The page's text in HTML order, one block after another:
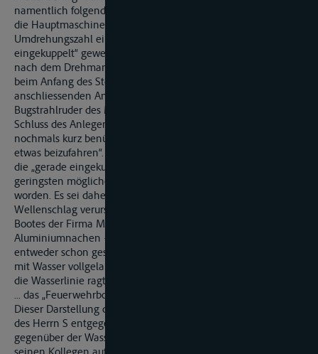
namentlich folgendes aus: Er habe bei seinem Drehmanöver
die Hauptmaschine der TMS V nur auf die geringstmögliche
Umdrehungszahl eingestellt; die Maschine sei dabei „gerade
eingekuppelt“ gewesen. Er habe überdies beim Zurückfahren
nach dem Drehmanöver die Hauptmaschine abgestellt, als er
beim Anfang des Steigers angelangt sei. Beim
anschliessenden Anlegen an den Steiger habe er nur die
Bugstrahlruder des MTS V und des TSL E benützt. Ganz am
Schluss des Anlegemanövers habe er die Hauptmaschine
nochmals kurz benützt, um den Verband „zum Steiger hin
etwas beizufahren“. Auch in diesem Moment sei jedoch nur
die „gerade eingekuppelte Maschine“ – also mit der
geringsten möglichen Drehzahl des Motors – eingesetzt
worden. Es sei daher nicht möglich, dass er einen schädlichen
Wellenschlag verursacht habe, welcher den Untergang des
Bootes der Firma M bewirkt habe. Dieses Boot – ein
Aluminiumnachen – sei im Zeitpunkt seines Drehmanövers
entweder schon gesunken gewesen oder es sei schon derart
mit Wasser vollgelaufen gewesen, dass es „gerade eben über
die Wasserlinie ragte, so dass eine vorüberschwimmende Ente
... das „Feuerwehrboot“ zum Sinken gebracht hätte“.
Dieser Darstellung des Betroffenen steht die Zeugenaussage
des Herrn S entgegen. Dieser sagte bereits am Tag des Vorfalls
gegenüber der Wasserschutzpolizei aus, er habe um ca. 7 Uhr